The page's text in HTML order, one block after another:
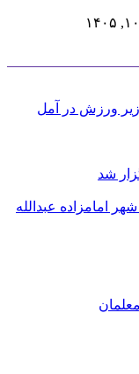
ورزش در آمل
شد
امامزاده عبدالله